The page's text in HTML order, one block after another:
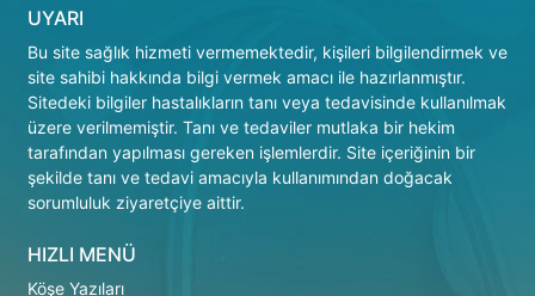
UYARI
Bu site sağlık hizmeti vermemektedir, kişileri bilgilendirmek ve
site sahibi hakkında bilgi vermek amacı ile hazırlanmıştır.
Sitedeki bilgiler hastalıkların tanı veya tedavisinde kullanılmak
üzere verilmemiştir. Tanı ve tedaviler mutlaka bir hekim
tarafından yapılması gereken işlemlerdir. Site içeriğinin bir
şekilde tanı ve tedavi amacıyla kullanımından doğacak
sorumluluk ziyaretçiye aittir.
HIZLI MENÜ
Köşe Yazıları